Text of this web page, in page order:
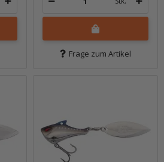
Frage zum Artikel